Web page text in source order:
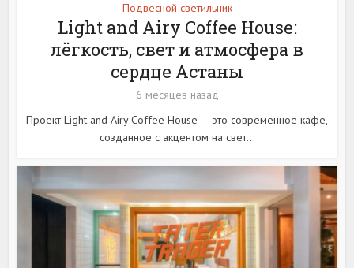
Подвесной светильник
Light and Airy Coffee House:
лёгкость, свет и атмосфера в
сердце Астаны
6 месяцев назад
Проект Light and Airy Coffee House — это современное кафе,
созданное с акцентом на свет...